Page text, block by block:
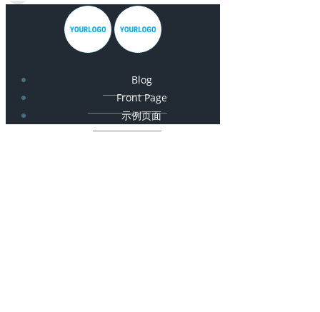
Blog
Front Page
示例页面